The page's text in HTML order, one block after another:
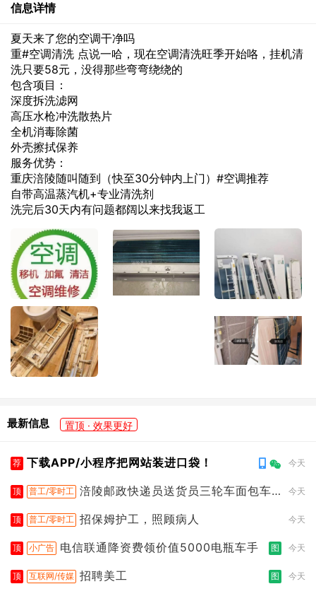
信息详情
夏天来了您的空调干净吗
重#空调清洗 点说一哈，现在空调清洗旺季开始咯，挂机清
洗只要58元，没得那些弯弯绕绕的
包含项目：
深度拆洗滤网
高压水枪冲洗散热片
全机消毒除菌
外壳擦拭保养
服务优势：
重庆涪陵随叫随到（快至30分钟内上门）#空调推荐
自带高温蒸汽机+专业清洗剂
洗完后30天内有问题都阔以来找我返工
最新信息 置顶 · 效果更好
荐 下载APP/小程序把网站装进口袋！ 今天
顶 普工/零时工 涪陵邮政快递员送货员三轮车面包车
今天
顶 普工/零时工 招保姆护工，照顾病人 今天
顶 小广告 电信联通降资费领价值5000电瓶车手 图 今天
顶 互联网/传媒 招聘美工 图 今天